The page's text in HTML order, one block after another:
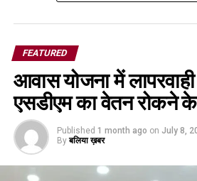
FEATURED
आवास योजना में
एसडीएम का वेतन रोकने
Published 1 month ago on July 8,
By बलिया ख़बर